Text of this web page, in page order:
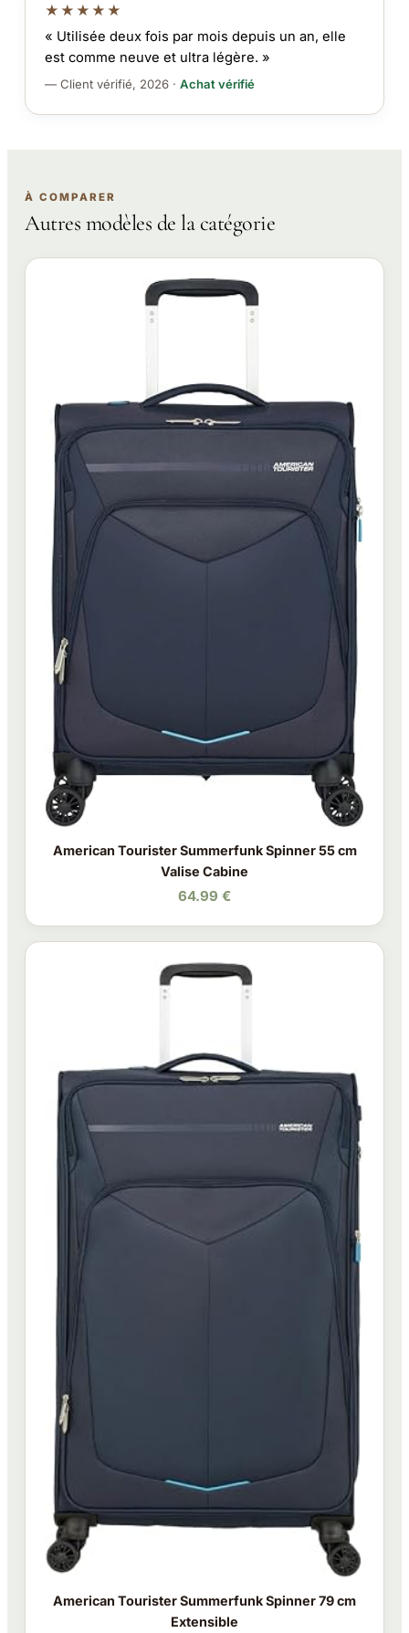
★★★★★
« Utilisée deux fois par mois depuis un an, elle
est comme neuve et ultra légère. »
— Client vérifié, 2026 · Achat vérifié
À COMPARER
Autres modèles de la catégorie
American Tourister Summerfunk Spinner 55 cm
Valise Cabine
64.99 €
American Tourister Summerfunk Spinner 79 cm
Extensible